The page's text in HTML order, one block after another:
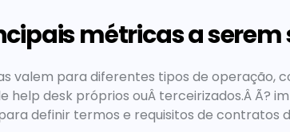
métricas a serem
valem para diferentes tipos de operação,
help desk próprios ouÂ terceirizados.Â Ã?
definir termos e requisitos de contratos